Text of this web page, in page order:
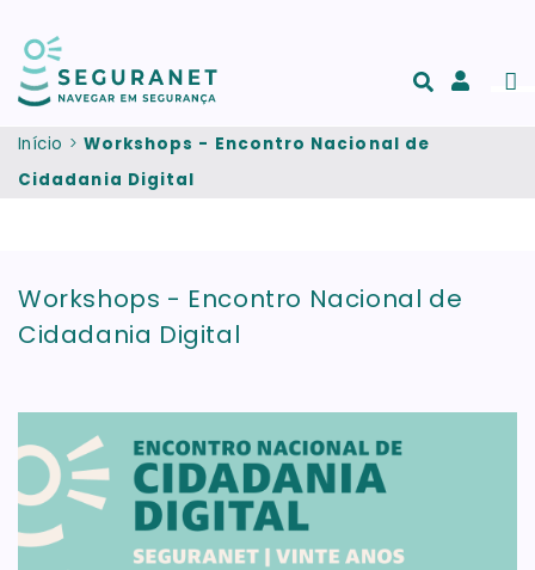
Início
Workshops - Encontro Nacional de
Cidadania Digital
Workshops - Encontro Nacional de
Cidadania Digital